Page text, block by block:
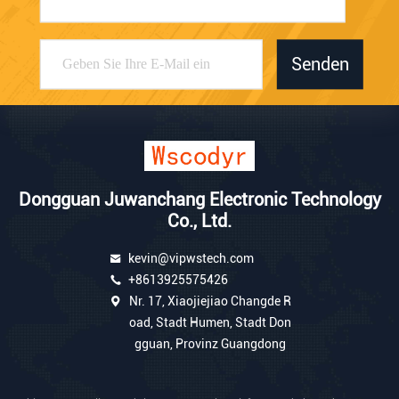
Senden
Dongguan Juwanchang Electronic Technology
Co., Ltd.
kevin@vipwstech.com
+8613925575426
Nr. 17, Xiaojiejiao Changde R
oad, Stadt Humen, Stadt Don
gguan, Provinz Guangdong